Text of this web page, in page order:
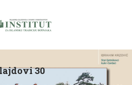
30